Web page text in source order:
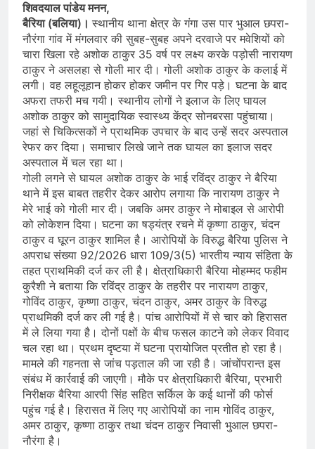
शिवदयाल पांडेय मनन,
बैरिया (बलिया)।स्थानीय थाना क्षेत्र के गंगा उस पार भुआल छपरा-
नौरंगा गांव में मंगलवार की सुबह-सुबह अपने दरवाजे पर मवेशियों को
चारा खिला रहे अशोक ठाकुर 35 वर्ष पर लक्ष्य करके पड़ोसी नारायण
ठाकुर ने असलहा से गोली मार दी। गोली अशोक ठाकुर के कलाई में
लगी। वह लहूलूहान होकर होकर जमीन पर गिर पड़े। घटना के बाद
अफरा तफरी मच गयी। स्थानीय लोगों ने इलाज के लिए घायल
अशोक ठाकुर को सामुदायिक स्वास्थ्य केंद्र सोनबरसा पहुंचाया।
जहां से चिकित्सकों ने प्राथमिक उपचार के बाद उन्हें सदर अस्पताल
रेफर कर दिया। समाचार लिखे जाने तक घायल का इलाज सदर
अस्पताल में चल रहा था।
गोली लगने से घायल अशोक ठाकुर के भाई रविंद्र ठाकुर ने बैरिया
थाने में इस बाबत तहरीर देकर आरोप लगाया कि नारायण ठाकुर ने
मेरे भाई को गोली मार दी। जबकि अमर ठाकुर ने मोबाइल से आरोपी
को लोकेशन दिया। घटना का षड्यंत्र रचने में कृष्णा ठाकुर, चंदन
ठाकुर व घूरन ठाकुर शामिल है। आरोपियों के विरुद्ध बैरिया पुलिस ने
अपराध संख्या 92/2026 धारा 109/3(5) भारतीय न्याय संहिता के
तहत प्राथमिकी दर्ज कर ली है। क्षेत्राधिकारी बैरिया मोहम्मद फहीम
कुरैशी ने बताया कि रविंद्र ठाकुर के तहरीर पर नारायण ठाकुर,
गोविंद ठाकुर, कृष्णा ठाकुर, चंदन ठाकुर, अमर ठाकुर के विरुद्ध
प्राथमिकी दर्ज कर ली गई है। पांच आरोपियों में से चार को हिरासत
में ले लिया गया है। दोनों पक्षों के बीच फसल काटने को लेकर विवाद
चल रहा था। प्रथम दृष्टया में घटना प्रायोजित प्रतीत हो रहा है।
मामले की गहनता से जांच पड़ताल की जा रही है। जांचोंपरान्त इस
संबंध में कार्रवाई की जाएगी। मौके पर क्षेत्राधिकारी बैरिया, प्रभारी
निरीक्षक बैरिया आरपी सिंह सहित सर्किल के कई थानों की फोर्स
पहुंच गई है। हिरासत में लिए गए आरोपियों का नाम गोविंद ठाकुर,
अमर ठाकुर, कृष्णा ठाकुर तथा चंदन ठाकुर निवासी भुआल छपरा-
नौरंगा है।